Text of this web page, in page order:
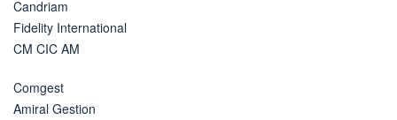
Candriam
Fidelity International
CM CIC AM
Comgest
Amiral Gestion